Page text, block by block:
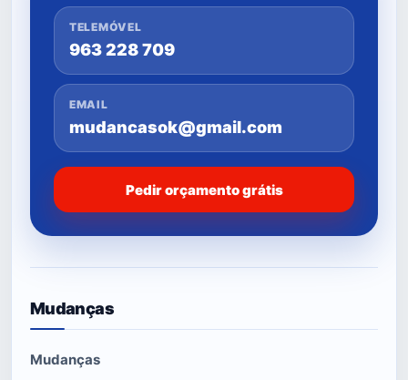
TELEMÓVEL
963 228 709
EMAIL
mudancasok@gmail.com
Pedir orçamento grátis
Mudanças
Mudanças